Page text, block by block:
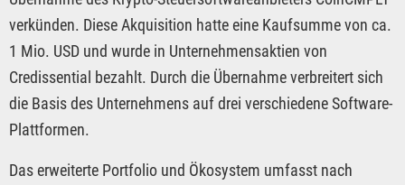
verkünden. Diese Akquisition hatte eine Kaufsumme von ca.
1 Mio. USD und wurde in Unternehmensaktien von
Credissential bezahlt. Durch die Übernahme verbreitert sich
die Basis des Unternehmens auf drei verschiedene Software-
Plattformen.
Das erweiterte Portfolio und Ökosystem umfasst nach